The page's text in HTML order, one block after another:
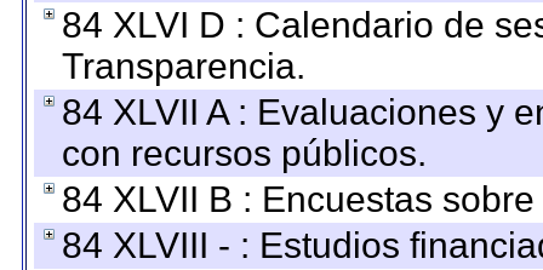
84 XLVI D : Calendario de
Transparencia.
84 XLVII A : Evaluaciones y
con recursos públicos.
84 XLVII B : Encuestas
84 XLVIII - : Estudios